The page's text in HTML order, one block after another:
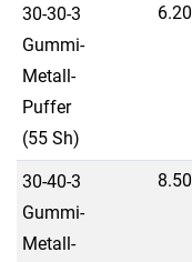
30-30-3
Gummi-
Metall-
Puffer
(55 Sh)
6.20
30-40-3
Gummi-
Metall-
8.50